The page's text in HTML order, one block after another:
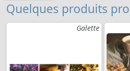
Quelques produits
Galette